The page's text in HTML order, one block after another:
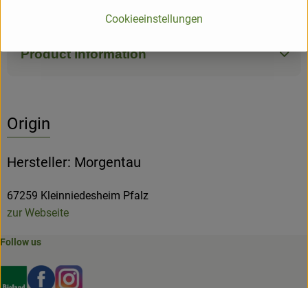
Product information
Origin
Hersteller: Morgentau
67259 Kleinniedesheim Pfalz
zur Webseite
Follow us
Externer Link zu https://www.bioland.de/verbraucher
Externer Link zu https://www.facebook.com/
Externer Link zu https://www.instagram.com/
Cookieeinstellungen